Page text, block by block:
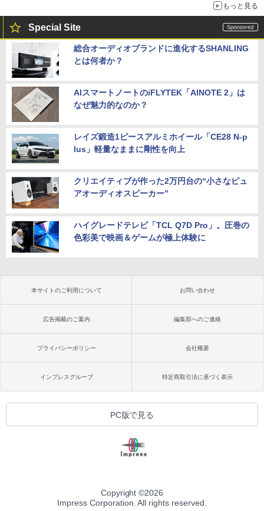
もっと見る
Special Site
総合オーディオブランドに進化するSHANLING
とは何者か？
AIスマートノートのiFLYTEK「AINOTE 2」は
なぜ魅力的なのか？
レイズ鍛造1ピースアルミホイール「CE28 N-p
lus」軽量なままに剛性を向上
クリエイティブが作った2万円台の“小さなピュ
アオーディオスピーカー”
ハイグレードテレビ「TCL Q7D Pro」。圧巻の
色彩美で映画＆ゲームが極上体験に
本サイトのご利用について お問い合わせ
広告掲載のご案内 編集部へのご連絡
プライバシーポリシー 会社概要
インプレスグループ 特定商取引法に基づく表示
PC版で見る
Copyright ©2026
Impress Corporation. All rights reserved.